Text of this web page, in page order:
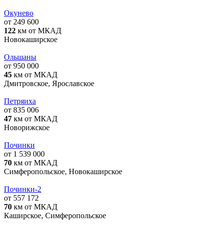
Окунево
от 249 600
122 км от МКАД
Новокаширское
Ольшаны
от 950 000
45 км от МКАД
Дмитровское, Ярославское
Петряиха
от 835 006
47 км от МКАД
Новорижское
Починки
от 1 539 000
70 км от МКАД
Симферопольское, Новокаширское
Починки-2
от 557 172
70 км от МКАД
Каширское, Симферопольское